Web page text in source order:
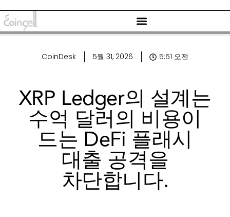
CoinDesk 5월 31, 2026 5:51 오전
XRP Ledger의 설계는
수억 달러의 비용이
드는 DeFi 플래시
대출 공격을
차단합니다.